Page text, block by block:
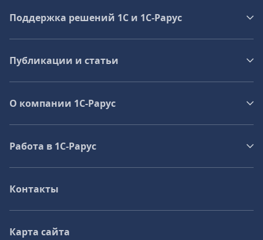
Поддержка решений 1С и 1С‑Рарус
Публикации и статьи
О компании 1C-Рарус
Работа в 1С‑Рарус
Контакты
Карта сайта